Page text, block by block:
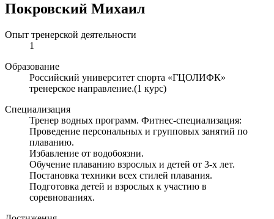
Покровский Михаил
Опыт тренерской деятельности
1
Образование
Российский университет спорта «ГЦОЛИФК»
тренерское направление.(1 курс)
Специализация
Тренер водных программ. Фитнес-специализация:
Проведение персональных и групповых занятий по
плаванию.
Избавление от водобоязни.
Обучение плаванию взрослых и детей от 3-х лет.
Постановка техники всех стилей плавания.
Подготовка детей и взрослых к участию в
соревнованиях.